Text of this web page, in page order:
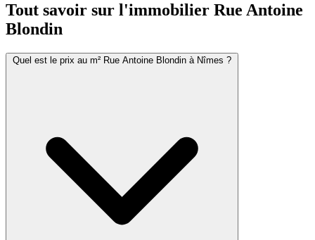
Tout savoir sur l'immobilier Rue Antoine
Blondin
Quel est le prix au m² Rue Antoine Blondin à Nîmes ?